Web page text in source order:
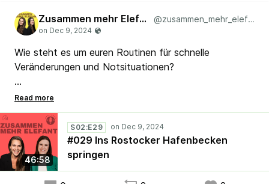
#Scrum #Lean #Agile #KaizenZusammen mehr Elefant @zusammen_mehr_elefant
Wie steht es um euren Routinen für schnelle
Veränderungen und Notsituationen?
In der neuen Folge von Zusammen mehr Elefant
sprechen Nadja und Alisa über die Notwendigkeit von
Risikoanalysen und wie Unternehmen sich auf
Einschränkungen vorbereiten können.
💡 Mit Special Guest Phillip Stolze erfahrt ihr, wie
auch ehrenamtliches Engagement dabei helfen kann,
46:58
S02:E29
#029 Ins Rostocker Hafenbecken
springen